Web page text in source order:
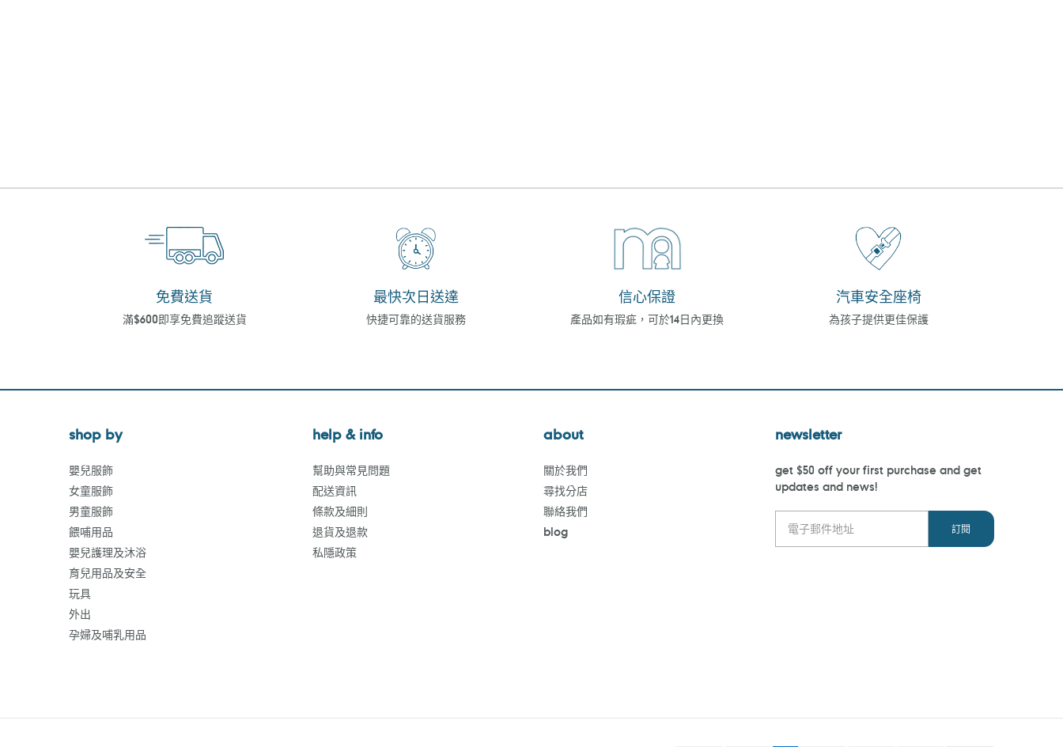
免費送貨
滿$600即享免費追蹤送貨
最快次日送達
快捷可靠的送貨服務
信心保證
產品如有瑕疵，可於14日內更換
汽車安全座椅
為孩子提供更佳保護
shop by
嬰兒服飾
女童服飾
男童服飾
餵哺用品
嬰兒護理及沐浴
育兒用品及安全
玩具
外出
孕婦及哺乳用品
help & info
幫助與常見問題
配送資訊
條款及細則
退貨及退款
私隱政策
about
關於我們
尋找分店
聯絡我們
blog
newsletter
get $50 off your first purchase and get
updates and news!